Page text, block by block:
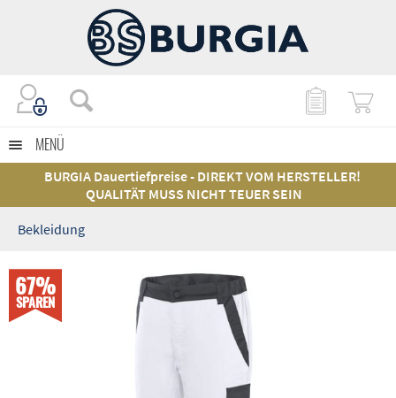
MENÜ
BURGIA Dauertiefpreise - DIREKT VOM HERSTELLER!
QUALITÄT MUSS NICHT TEUER SEIN
Bekleidung
67%
SPAREN